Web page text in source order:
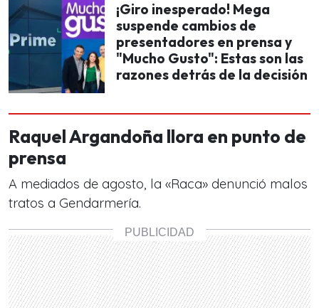
¡Giro inesperado! Mega
suspende cambios de
presentadores en prensa y
"Mucho Gusto": Estas son las
razones detrás de la decisión
Raquel Argandoña llora en punto de
prensa
A mediados de agosto, la «Raca» denunció malos
tratos a Gendarmería.